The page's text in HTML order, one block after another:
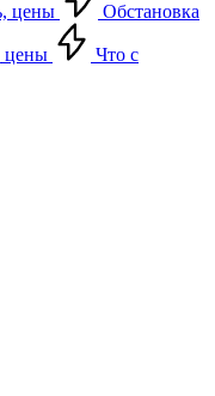
цены Обстановка
цены
Что с